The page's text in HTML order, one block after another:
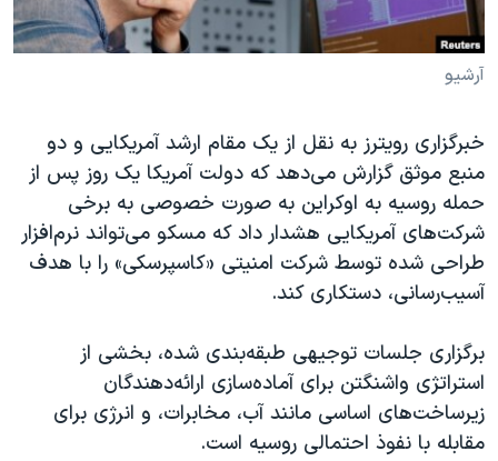
علم و فناوری
آرشیو پخش زنده
رمز مهسا
مجموعه مستندهای دادخواهی
تریبونال مردمی آبان ۹۸
دادگاه حمید نوری
چهل سال گروگان‌گیری
قانون شفافیت دارائی کادر رهبری ایران
اعتراضات مردمی آبان ۹۸
اسرائیل در جنگ
نرگس محمدی برنده جایزه نوبل صلح
زبانهای مختلف
آرشیو
خبرگزاری رویترز به نقل از یک مقام ارشد آمریکایی و دو
منبع موثق گزارش می‌دهد که دولت آمریکا یک روز پس از
حمله روسیه به اوکراین به صورت خصوصی به برخی
شرکت‌های آمریکایی هشدار داد که مسکو می‌تواند نرم‌افزار
طراحی شده توسط شرکت امنیتی «کاسپرسکی» را با هدف
آسیب‌رسانی، دستکاری کند.
برگزاری جلسات توجیهی طبقه‌بندی شده، بخشی از
استراتژی واشنگتن برای آماده‌سازی ارائه‌دهندگان
زیرساخت‌های اساسی مانند آب، مخابرات، و انرژی برای
مقابله با نفوذ احتمالی روسیه است.